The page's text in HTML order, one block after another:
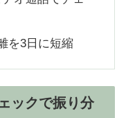
を3日に短縮
ックで振り分